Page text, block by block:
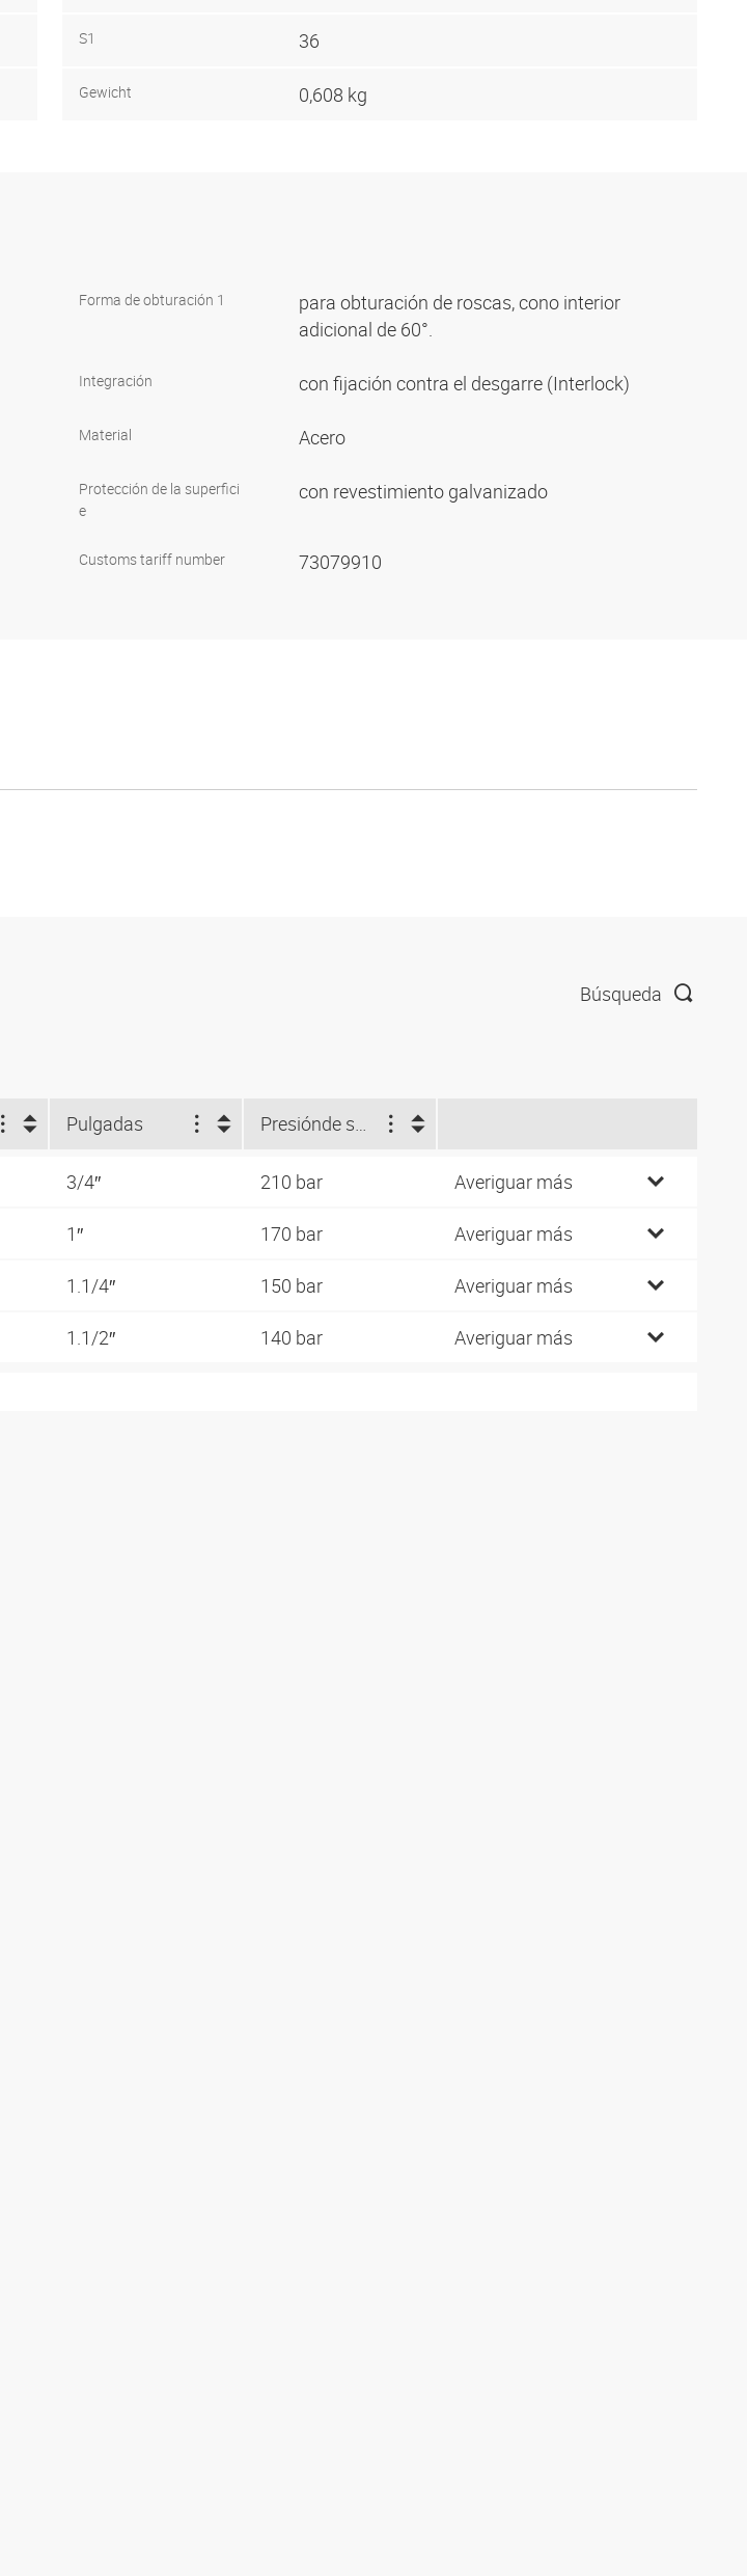
S1 36
Gewicht 0,608 kg
Forma de obturación 1
para obturación de roscas, cono interior
adicional de 60°.
Integración con fijación contra el desgarre (Interlock)
Material Acero
Protección de la superfici
e
con revestimiento galvanizado
Customs tariff number 73079910
Búsqueda
Pulgadas Presiónde servicio (bar)
3/4″ 210 bar Averiguar más
1″ 170 bar Averiguar más
1.1/4″ 150 bar Averiguar más
1.1/2″ 140 bar Averiguar más